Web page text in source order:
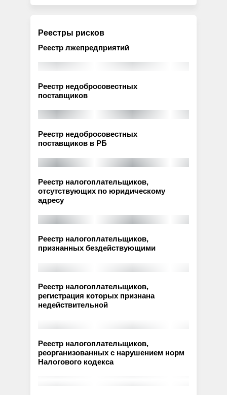
Реестры рисков
Реестр лжепредприятий
Реестр недобросовестных
поставщиков
Реестр недобросовестных
поставщиков в РБ
Реестр налогоплательщиков,
отсутствующих по юридическому
адресу
Реестр налогоплательщиков,
признанных бездействующими
Реестр налогоплательщиков,
регистрация которых признана
недействительной
Реестр налогоплательщиков,
реорганизованных с нарушением норм
Налогового кодекса